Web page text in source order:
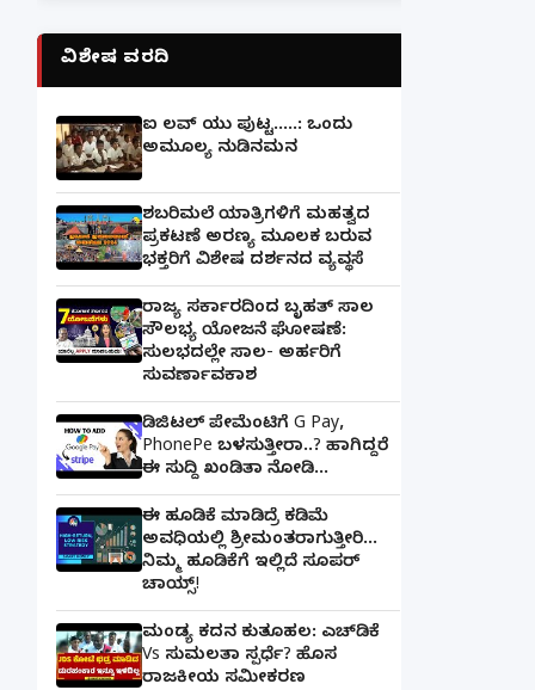
ವಿಶೇಷ ವರದಿ
ಐ ಲವ್ ಯು ಪುಟ್ಟ.....: ಒಂದು
ಅಮೂಲ್ಯ ನುಡಿನಮನ
ಶಬರಿಮಲೆ ಯಾತ್ರಿಗಳಿಗೆ ಮಹತ್ವದ
ಪ್ರಕಟಣೆ ಅರಣ್ಯ ಮೂಲಕ ಬರುವ
ಭಕ್ತರಿಗೆ ವಿಶೇಷ ದರ್ಶನದ ವ್ಯವಸ್ಥೆ
ರಾಜ್ಯ ಸರ್ಕಾರದಿಂದ ಬೃಹತ್ ಸಾಲ
ಸೌಲಭ್ಯ ಯೋಜನೆ ಘೋಷಣೆ:
ಸುಲಭದಲ್ಲೇ ಸಾಲ- ಅರ್ಹರಿಗೆ
ಸುವರ್ಣಾವಕಾಶ
ಡಿಜಿಟಲ್ ಪೇಮೆಂಟಿಗೆ G Pay,
PhonePe ಬಳಸುತ್ತೀರಾ..? ಹಾಗಿದ್ದರೆ
ಈ ಸುದ್ದಿ ಖಂಡಿತಾ ನೋಡಿ...
ಈ ಹೂಡಿಕೆ ಮಾಡಿದ್ರೆ ಕಡಿಮೆ
ಅವಧಿಯಲ್ಲಿ ಶ್ರೀಮಂತರಾಗುತ್ತೀರಿ...
ನಿಮ್ಮ ಹೂಡಿಕೆಗೆ ಇಲ್ಲಿದೆ ಸೂಪರ್
ಚಾಯ್ಸ್‌!
ಮಂಡ್ಯ ಕದನ ಕುತೂಹಲ: ಎಚ್‌ಡಿಕೆ
Vs ಸುಮಲತಾ ಸ್ಪರ್ಧೆ? ಹೊಸ
ರಾಜಕೀಯ ಸಮೀಕರಣ